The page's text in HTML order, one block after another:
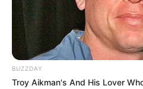
BUZZDAY
Troy Aikman's And His Lover